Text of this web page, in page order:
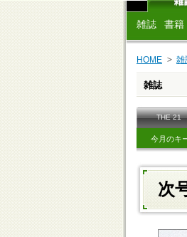
雑誌 書籍
HOME 雑
雑誌
THE 21
今月のキ
次